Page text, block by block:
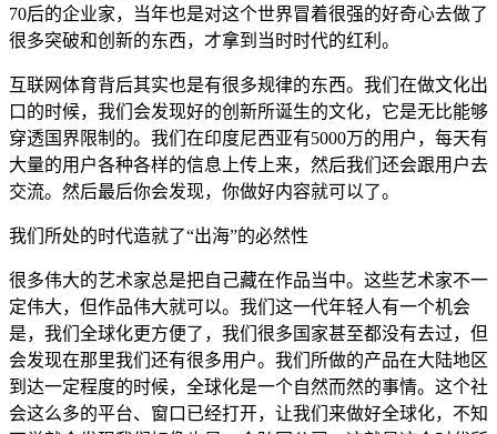
70后的企业家，当年也是对这个世界冒着很强的好奇心去做了
很多突破和创新的东西，才拿到当时时代的红利。
互联网体育背后其实也是有很多规律的东西。我们在做文化出
口的时候，我们会发现好的创新所诞生的文化，它是无比能够
穿透国界限制的。我们在印度尼西亚有5000万的用户，每天有
大量的用户各种各样的信息上传上来，然后我们还会跟用户去
交流。然后最后你会发现，你做好内容就可以了。
我们所处的时代造就了“出海”的必然性
很多伟大的艺术家总是把自己藏在作品当中。这些艺术家不一
定伟大，但作品伟大就可以。我们这一代年轻人有一个机会
是，我们全球化更方便了，我们很多国家甚至都没有去过，但
会发现在那里我们还有很多用户。我们所做的产品在大陆地区
到达一定程度的时候，全球化是一个自然而然的事情。这个社
会这么多的平台、窗口已经打开，让我们来做好全球化，不知